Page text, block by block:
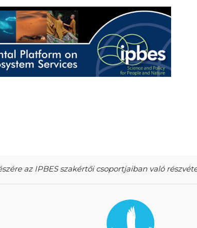
az IPBES szakértői csoportjaiban való